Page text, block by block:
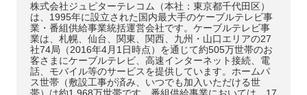
株式会社ジュピターテレコム（本社：東京都千代田区）
は、1995年に設立された国内最大手のケーブルテレビ事
業・番組供給事業統括運営会社です。ケーブルテレビ事
業は、札幌、仙台、関東、関西、九州・山口エリアの27
社74局（2016年4月1日時点）を通じて約505万世帯のお
客さまにケーブルテレビ、高速インターネット接続、電
話、モバイル等のサービスを提供しています。ホームパ
ス世帯（敷設工事が済み、いつでも加入いただける世